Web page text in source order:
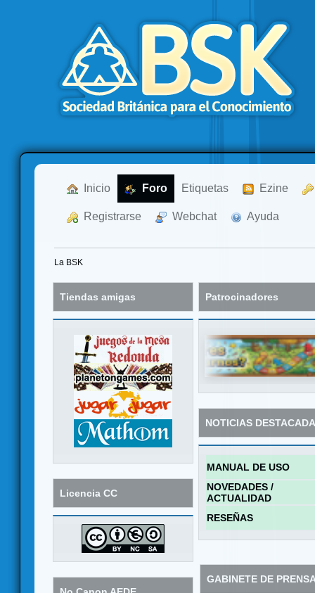
Inicio Foro Etiquetas Ezine
Registrarse Webchat Ayuda
La BSK
Tiendas amigas
Licencia CC
Patrocinadores
NOTICIAS
MANUAL DE USO
NOVEDADES /
ACTUALIDAD
RESEÑAS
GABINETE DE